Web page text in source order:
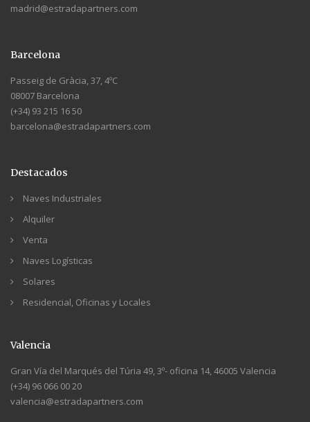
madrid@estradapartners.com
Barcelona
Passeig de Gràcia, 37, 4ºC
08007 Barcelona
(+34) 93 215 16 50
barcelona@estradapartners.com
Destacados
Naves Industriales
Alquiler
Venta
Naves Logísticas
Solares
Residencial, Oficinas y Locales
Valencia
Gran Vía del Marqués del Túria 49, 3º- oficina 14, 46005 Valencia
(+34) 96 066 00 20
valencia@estradapartners.com